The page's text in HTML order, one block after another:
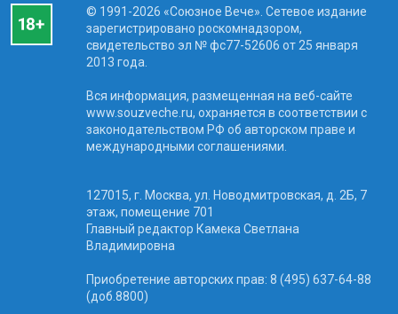
© 1991-2026 «Союзное Вече». Сетевое издание
зарегистрировано роскомнадзором,
свидетельство эл № фc77-52606 от 25 января
2013 года.
Вся информация, размещенная на веб-сайте
www.souzveche.ru, охраняется в соответствии с
законодательством РФ об авторском праве и
международными соглашениями.
127015, г. Москва, ул. Новодмитровская, д. 2Б, 7
этаж, помещение 701
Главный редактор Камека Светлана
Владимировна
Приобретение авторских прав: 8 (495) 637-64-88
(доб.8800)